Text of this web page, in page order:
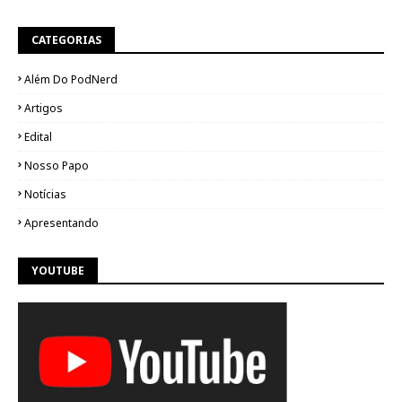
CATEGORIAS
Além Do PodNerd
Artigos
Edital
Nosso Papo
Notícias
Apresentando
YOUTUBE